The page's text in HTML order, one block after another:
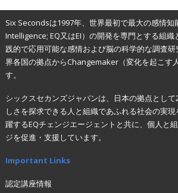
Six Secondsは1997年、世界最初で最大の感情知
Intelligence; EQ又はEI）の開発を専門とする組
践的で応用可能な感情および脳の科学的な調査
界各国の拠点からChangemaker（変化を起こす
す。
シックスセカンズジャパンは、日本の拠点とし
しさを探求できる人と組織であふれる社会の実
躍するEQチェンジエージェントと共に、個人と
ジを促進・支援しています。
Important Links
認定講座情報